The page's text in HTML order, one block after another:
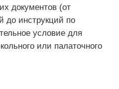
документов (от
до инструкций по
условие для
или палаточного